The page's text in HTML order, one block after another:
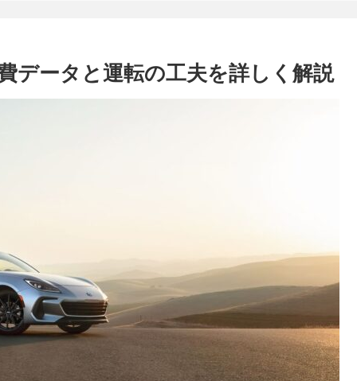
データと運転の工夫を詳しく解説